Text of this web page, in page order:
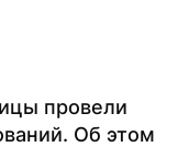
провели
Об этом